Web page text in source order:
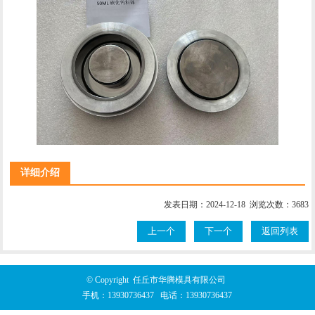
详细介绍
发表日期：2024-12-18 浏览次数：3683
上一个 下一个 返回列表
© Copyright 任丘市华腾模具有限公司
手机： 13930736437 电话： 13930736437